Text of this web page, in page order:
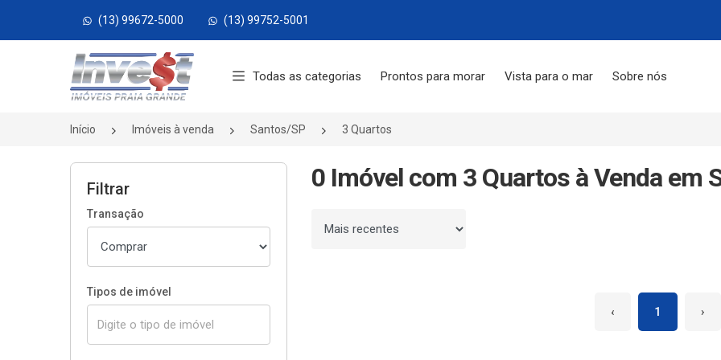
(13) 99672-5000 (13) 99752-5001
Página inicial
Todas as categorias Prontos para morar Vista para o mar Sobre nós
Início Imóveis à venda Santos/SP 3 Quartos
Filtrar
Transação
Tipos de imóvel
0 Imóvel com 3 Quartos à Venda em
Ordenar por
‹ 1 ›